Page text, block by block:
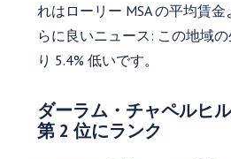
れはローリー MSA の平均賃
らに良いニュース: この地域
り 5.4% 低いです。
ダーラム・チャペルヒ
第 2 位にランク